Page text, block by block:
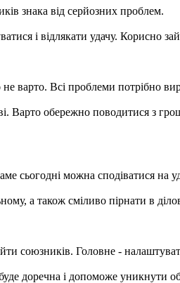
знака від серйозних проблем.
і відлякати удачу. Корисно
варто. Всі проблеми потрібно
Варто обережно поводитися з
сьогодні можна сподіватися на
а також сміливо пірнати в
союзників. Головне -
доречна і допоможе уникнути